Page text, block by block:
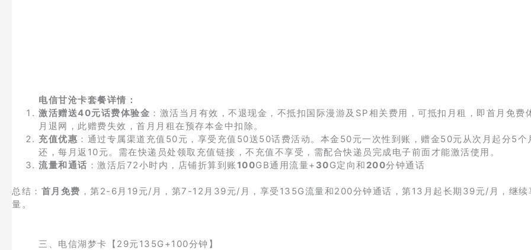
电信甘沧卡套餐详情：
激活赠送40元话费体验金 ：激活当月有效，不退现金，不抵扣国际漫游及SP相关费用，可抵扣月租，即首月免费
月退网，此赠费失效，首月月租在预存本金中扣除。
充值优惠 ：通过专属渠道充值50元，享受充值50送50话费活动。本金50元一次性到账，赠金50元从次月起分5个
还，每月返10元。需在快递员处领取充值链接，不充值不享受，需配合快递员完成电子前面才能激活使用。
流量和通话 ：激活后72小时内，店铺折算到账100GB通用流量+ 30G定向和 200分钟通话
总结： 首月免费 ，第2-6月19元/月，第7-12月39元/月，享受135G流量和200分钟通话，第13月起长期39元/月，继
量。
三、电信湖梦卡【29元135G+100分钟】